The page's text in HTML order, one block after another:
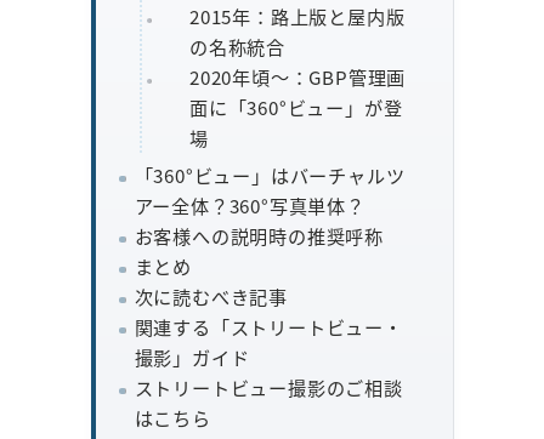
2015年：路上版と屋内版
の名称統合
2020年頃〜：GBP管理画
面に「360°ビュー」が登
場
「360°ビュー」はバーチャルツ
アー全体？360°写真単体？
お客様への説明時の推奨呼称
まとめ
次に読むべき記事
関連する「ストリートビュー・
撮影」ガイド
ストリートビュー撮影のご相談
はこちら